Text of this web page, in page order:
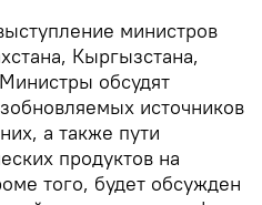
министров
Кыргызстана,
обсудят
источников
а также пути
продуктов на
того, будет обсужден